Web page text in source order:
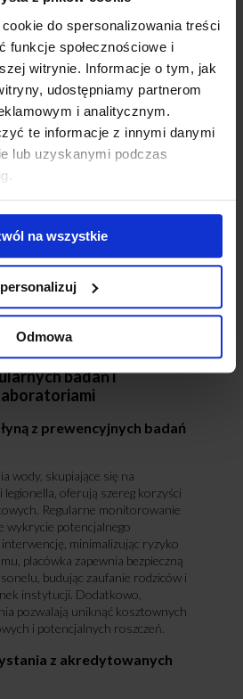
do spersonalizowania treści
funkcje społecznościowe i
witrynie. Informacje o tym, jak
udostępniamy partnerom
i analitycznym.
te informacje z innymi danymi
lub uzyskanymi podczas
na wszystkie
Odmowa
norm legionelli w
badania wody na
szczegółowe wymagania
wody do badań na obecność
badawczych oraz interpretacji
te wskazują również
tych norm jest kluczowe dla
wyników badań i zapewnienia
wodnych oraz skutecznej
badań i
z prewencyjnych badań
wody, skupiające się na
oferują szereg korzyści
Regularne monitorowanie
wykrycie potencjalnego
minimalizując ryzyko
placówka zapewnia bezpieczną
budując zaufanie rodziców i
instytucji. Dodatkowo,
pozwalają uniknąć kosztownych
i potencjalnych roszczeń.
z akredytowanych